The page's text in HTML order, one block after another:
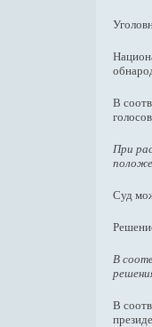
В
При
Суд
В
В